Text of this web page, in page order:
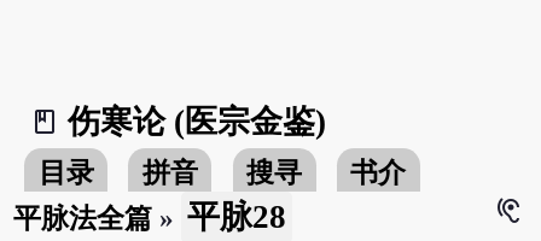
book_2
伤寒论 (医宗金鉴)
目录 拼音 搜寻
书介
平脉法全篇 » 平脉28
hearing